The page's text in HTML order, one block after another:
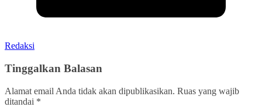
Redaksi
Tinggalkan Balasan
Alamat email Anda tidak akan dipublikasikan. Ruas yang wajib
ditandai *